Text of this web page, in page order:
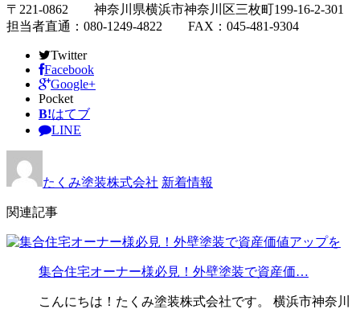
〒221-0862 神奈川県横浜市神奈川区三枚町199-16-2-301
担当者直通：080-1249-4822 FAX：045-481-9304
Twitter
Facebook
Google+
Pocket
B!はてブ
LINE
たくみ塗装株式会社 新着情報
関連記事
集合住宅オーナー様必見！外壁塗装で資産価…
こんにちは！たくみ塗装株式会社です。 横浜市神奈川